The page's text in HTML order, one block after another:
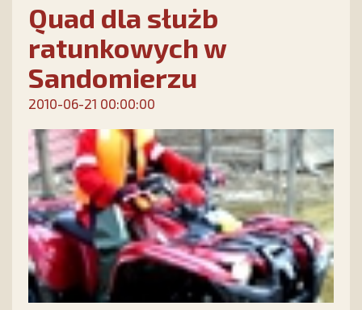
Quad dla służb
ratunkowych w
Sandomierzu
2010-06-21 00:00:00